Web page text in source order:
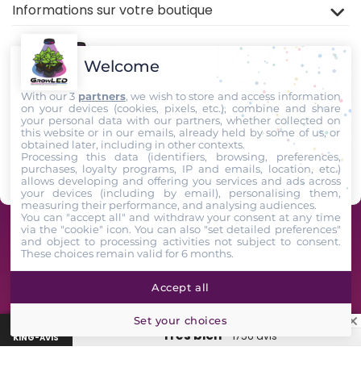
Informations sur votre boutique
Rejoignez nous surTIKTOK,Youtube etFacebook!
Suivez-Nous
GrowLED - Équipe de passionnés horticoles à votre service depuis 2009 -
2026. All Rights Reserved
Avis clients GrowLED : 4,7/5 sur 1743 avis vérifiés King-Avis
KING-AVIS “Très bien” 1756 avis
Welcome
With our 3 partners, we wish to store and access information
on your devices (cookies, pixels, etc.), combine and share
your personal data with our partners, whether collected on
this website or in our emails, already held by some of us, or
obtained later, including in other contexts.
Processing this data (identifiers, browsing, preferences,
purchases, loyalty programs, IP and emails, location, etc.)
allows developing and offering you services and ads across
your devices (including by email), personalising them,
measuring their performance, and analysing audiences.
You can "accept all" and withdraw your consent at any time
via the "cookie" icon. You can also "set detailed preferences"
and object to processing activities not subject to consent.
These choices remain valid for 6 months.
Set your choices
Accept all